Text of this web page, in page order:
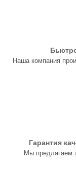
Наша компания
Гарантия
Мы предлагаем